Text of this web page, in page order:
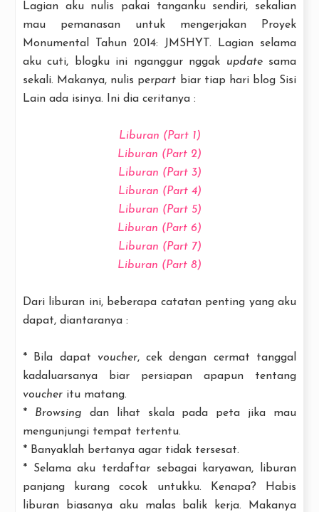
Lagian aku nulis pakai tanganku sendiri, sekalian
mau pemanasan untuk mengerjakan Proyek
Monumental Tahun 2014: JMSHYT. Lagian selama
aku cuti, blogku ini nganggur nggak updatesama
sekali. Makanya, nulis perpart biar tiap hari blog Sisi
Lain ada isinya. Ini dia ceritanya :
Liburan (Part 1)
Liburan (Part 2)
Liburan (Part 3)
Liburan (Part 4)
Liburan (Part 5)
Liburan (Part 6)
Liburan (Part 7)
Liburan (Part 8)
Dari liburan ini, beberapa catatan penting yang aku
dapat, diantaranya :
* Bila dapat voucher, cek dengan cermat tanggal
kadaluarsanya biar persiapan apapun tentang
voucher itu matang.
* Browsing dan lihat skala pada peta jika mau
mengunjungi tempat tertentu.
* Banyaklah bertanya agar tidak tersesat.
* Selama aku terdaftar sebagai karyawan, liburan
panjang kurang cocok untukku. Kenapa? Habis
liburan biasanya aku malas balik kerja. Makanya